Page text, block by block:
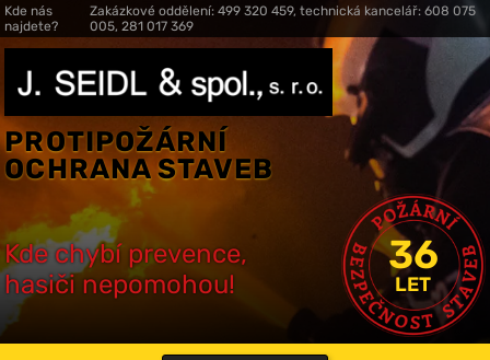
Kde nás
najdete?
Zakázkové oddělení: 499 320 459, technická kancelář: 608 075
005, 281 017 369
PROTIPOŽÁRNÍ
OCHRANA STAVEB
Kde chybí prevence,
hasiči nepomohou!
36
LET